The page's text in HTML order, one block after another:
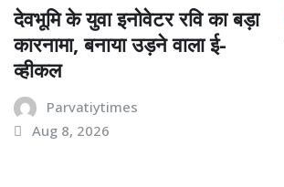
देवभूमि के युवा इनोवेटर रवि का बड़ा
कारनामा, बनाया उड़ने वाला ई-
व्हीकल
Parvatiytimes
Aug 8, 2026